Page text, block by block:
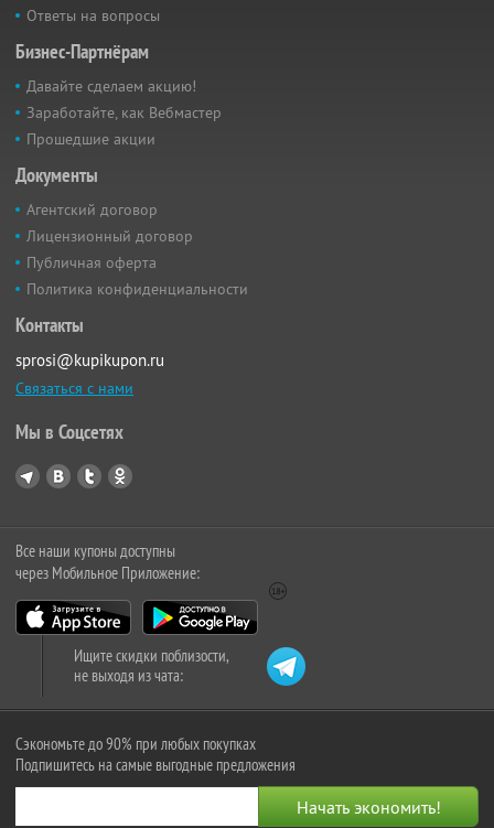
Ответы на вопросы
Бизнес-Партнёрам
Давайте сделаем акцию!
Заработайте, как Вебмастер
Прошедшие акции
Документы
Агентский договор
Лицензионный договор
Публичная оферта
Политика конфиденциальности
Контакты
sprosi@kupikupon.ru
Связаться с нами
Мы в Соцсетях
Все наши купоны доступны
через Мобильное Приложение:
Ищите скидки поблизости,
не выходя из чата:
Сэкономьте до 90% при любых покупках
Подпишитесь на самые выгодные предложения